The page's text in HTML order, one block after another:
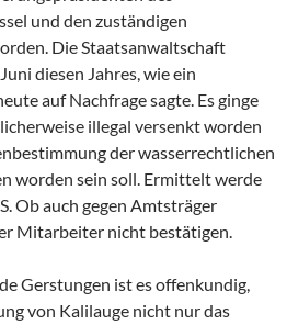
und den zuständigen
Die Staatsanwaltschaft
diesen Jahres, wie ein
auf Nachfrage sagte. Es ginge
illegal versenkt worden
der wasserrechtlichen
worden sein soll. Ermittelt werde
Ob auch gegen Amtsträger
Mitarbeiter nicht bestätigen.
Gerstungen ist es offenkundig,
von Kalilauge nicht nur das